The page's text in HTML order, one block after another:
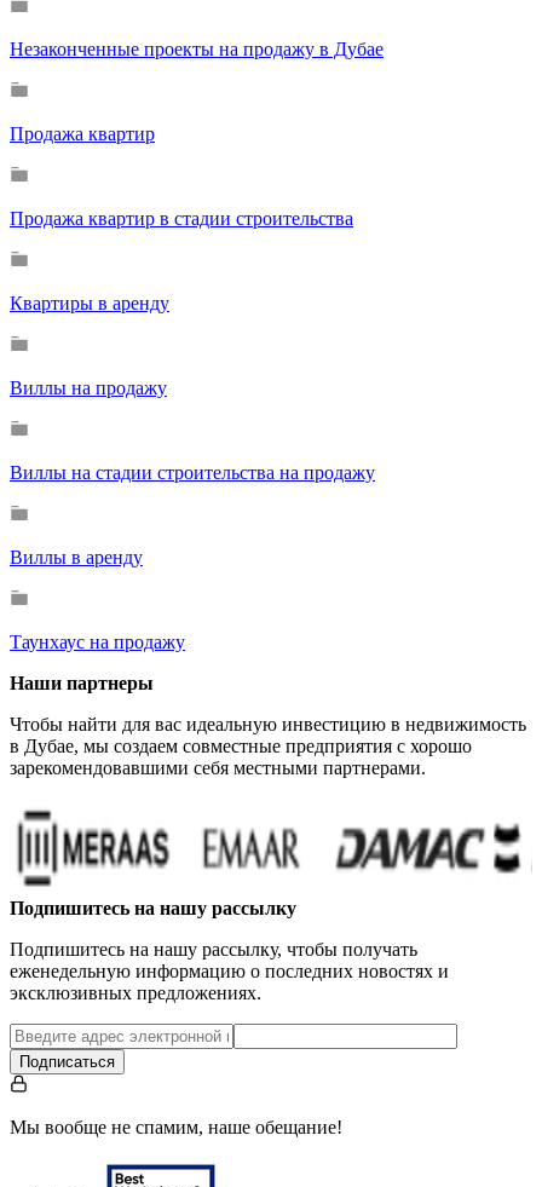
Незаконченные проекты на продажу в Дубае
Продажа квартир
Продажа квартир в стадии строительства
Квартиры в аренду
Виллы на продажу
Виллы на стадии строительства на продажу
Виллы в аренду
Таунхаус на продажу
Наши партнеры
Чтобы найти для вас идеальную инвестицию в недвижимость
в Дубае, мы создаем совместные предприятия с хорошо
зарекомендовавшими себя местными партнерами.
Подпишитесь на нашу рассылку
Подпишитесь на нашу рассылку, чтобы получать
еженедельную информацию о последних новостях и
эксклюзивных предложениях.
Подписаться
Мы вообще не спамим, наше обещание!